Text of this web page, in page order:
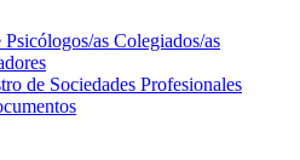
as Colegiados/as
de Sociedades Profesionales